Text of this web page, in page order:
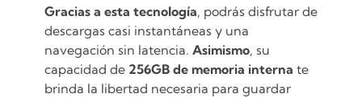
Gracias a esta tecnología, podrás disfrutar de
descargas casi instantáneas y una
navegación sin latencia. Asimismo, su
capacidad de 256GB de memoria interna te
brinda la libertad necesaria para guardar